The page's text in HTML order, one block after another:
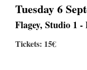
Tuesday 6
Flagey, Studio 1
Tickets: 15€